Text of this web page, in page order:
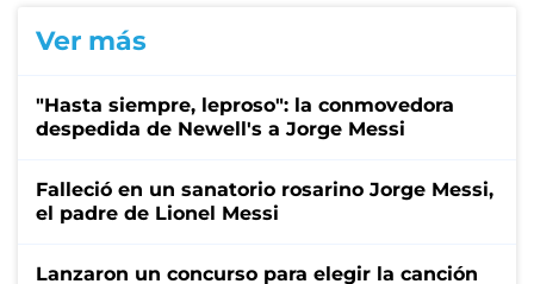
Ver más
"Hasta siempre, leproso": la conmovedora
despedida de Newell's a Jorge Messi
Falleció en un sanatorio rosarino Jorge Messi,
el padre de Lionel Messi
Lanzaron un concurso para elegir la canción